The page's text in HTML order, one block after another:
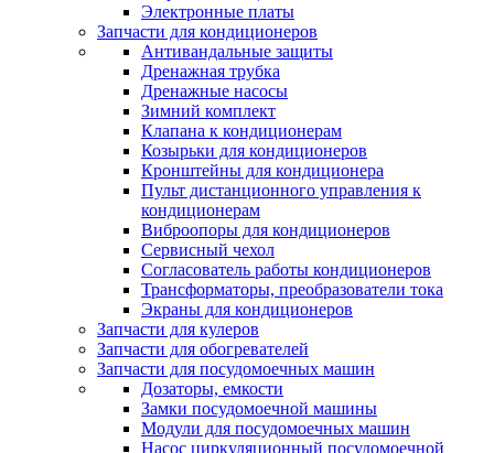
Электронные платы
Запчасти для кондиционеров
Антивандальные защиты
Дренажная трубка
Дренажные насосы
Зимний комплект
Клапана к кондиционерам
Козырьки для кондиционеров
Кронштейны для кондиционера
Пульт дистанционного управления к
кондиционерам
Виброопоры для кондиционеров
Сервисный чехол
Согласователь работы кондиционеров
Трансформаторы, преобразователи тока
Экраны для кондиционеров
Запчасти для кулеров
Запчасти для обогревателей
Запчасти для посудомоечных машин
Дозаторы, емкости
Замки посудомоечной машины
Модули для посудомоечных машин
Насос циркуляционный посудомоечной